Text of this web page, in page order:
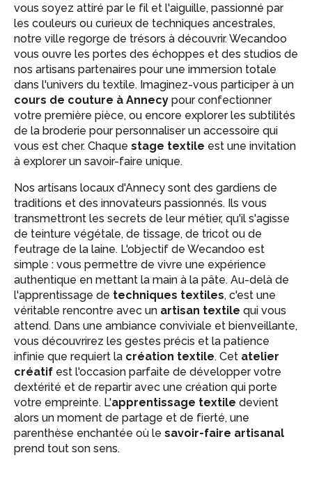
vous soyez attiré par le fil et l'aiguille, passionné par
les couleurs ou curieux de techniques ancestrales,
notre ville regorge de trésors à découvrir. Wecandoo
vous ouvre les portes des échoppes et des studios de
nos artisans partenaires pour une immersion totale
dans l'univers du textile. Imaginez-vous participer à un
cours de couture à Annecy pour confectionner
votre première pièce, ou encore explorer les subtilités
de la broderie pour personnaliser un accessoire qui
vous est cher. Chaque stage textile est une invitation
à explorer un savoir-faire unique.
Nos artisans locaux d'Annecy sont des gardiens de
traditions et des innovateurs passionnés. Ils vous
transmettront les secrets de leur métier, qu'il s'agisse
de teinture végétale, de tissage, de tricot ou de
feutrage de la laine. L'objectif de Wecandoo est
simple : vous permettre de vivre une expérience
authentique en mettant la main à la pâte. Au-delà de
l'apprentissage de techniques textiles, c'est une
véritable rencontre avec un artisan textile qui vous
attend. Dans une ambiance conviviale et bienveillante,
vous découvrirez les gestes précis et la patience
infinie que requiert la création textile. Cet atelier
créatif est l'occasion parfaite de développer votre
dextérité et de repartir avec une création qui porte
votre empreinte. L'apprentissage textile devient
alors un moment de partage et de fierté, une
parenthèse enchantée où le savoir-faire artisanal
prend tout son sens.